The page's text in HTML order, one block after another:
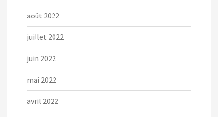
août 2022
juillet 2022
juin 2022
mai 2022
avril 2022